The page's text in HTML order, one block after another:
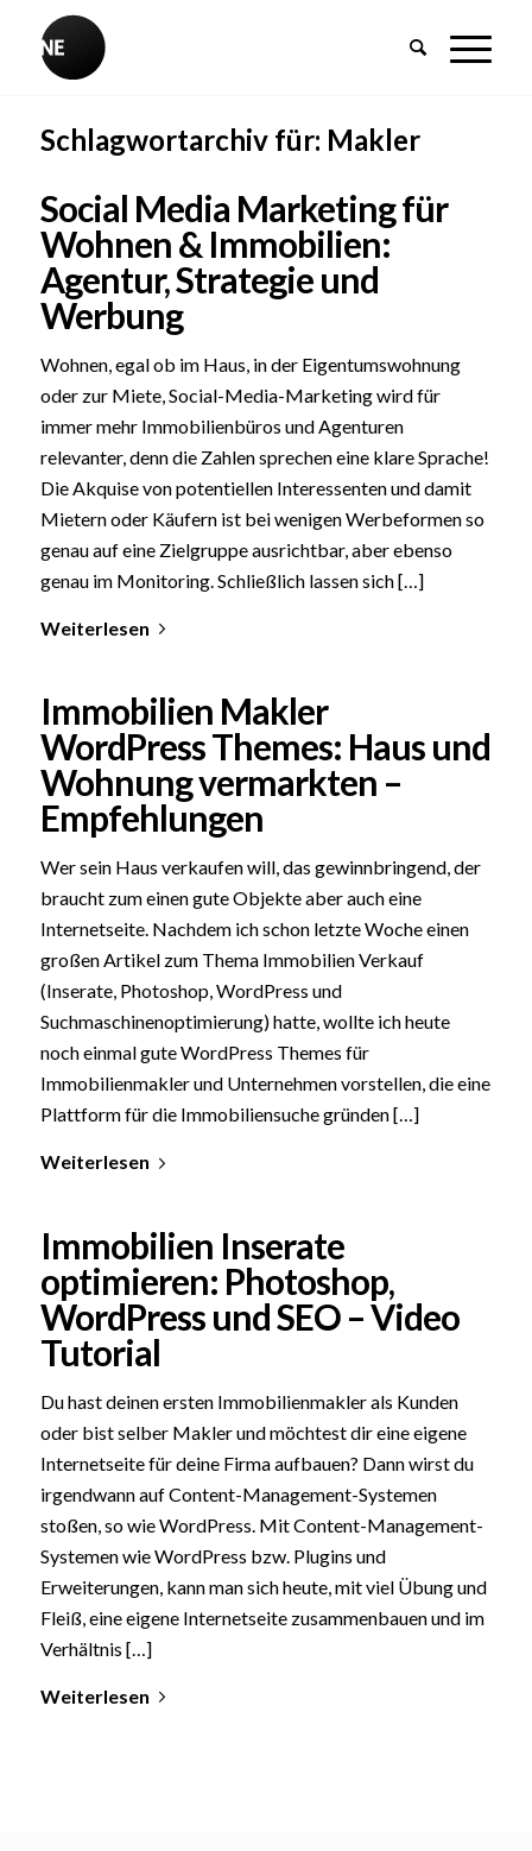
Schlagwortarchiv für: Makler
Social Media Marketing für
Wohnen & Immobilien:
Agentur, Strategie und
Werbung
Wohnen, egal ob im Haus, in der Eigentumswohnung
oder zur Miete, Social-Media-Marketing wird für
immer mehr Immobilienbüros und Agenturen
relevanter, denn die Zahlen sprechen eine klare Sprache!
Die Akquise von potentiellen Interessenten und damit
Mietern oder Käufern ist bei wenigen Werbeformen so
genau auf eine Zielgruppe ausrichtbar, aber ebenso
genau im Monitoring. Schließlich lassen sich […]
Weiterlesen
Immobilien Makler
WordPress Themes: Haus und
Wohnung vermarkten –
Empfehlungen
Wer sein Haus verkaufen will, das gewinnbringend, der
braucht zum einen gute Objekte aber auch eine
Internetseite. Nachdem ich schon letzte Woche einen
großen Artikel zum Thema Immobilien Verkauf
(Inserate, Photoshop, WordPress und
Suchmaschinenoptimierung) hatte, wollte ich heute
noch einmal gute WordPress Themes für
Immobilienmakler und Unternehmen vorstellen, die eine
Plattform für die Immobiliensuche gründen […]
Weiterlesen
Immobilien Inserate
optimieren: Photoshop,
WordPress und SEO – Video
Tutorial
Du hast deinen ersten Immobilienmakler als Kunden
oder bist selber Makler und möchtest dir eine eigene
Internetseite für deine Firma aufbauen? Dann wirst du
irgendwann auf Content-Management-Systemen
stoßen, so wie WordPress. Mit Content-Management-
Systemen wie WordPress bzw. Plugins und
Erweiterungen, kann man sich heute, mit viel Übung und
Fleiß, eine eigene Internetseite zusammenbauen und im
Verhältnis […]
Weiterlesen